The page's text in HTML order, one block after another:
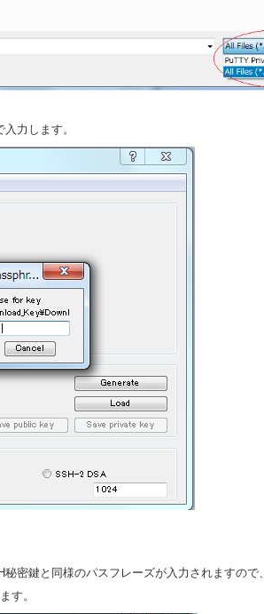
力します。
密鍵と同様のパスフレーズが入力されますので、
す。